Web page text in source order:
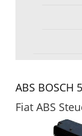
ABS BOSCH
Fiat ABS